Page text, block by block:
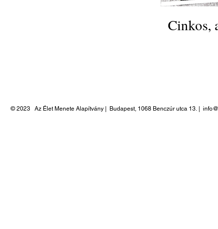
Cinkos,
© 2023 Az Élet Menete Alapítvány | Budapest, 1068 Benczúr utca 13.|